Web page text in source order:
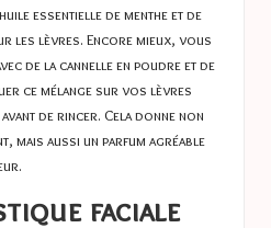
essentielle de menthe et de
les lèvres. Encore mieux, vous
de la cannelle en poudre et de
ce mélange sur vos lèvres
de rincer. Cela donne non
mais aussi un parfum agréable
faciale